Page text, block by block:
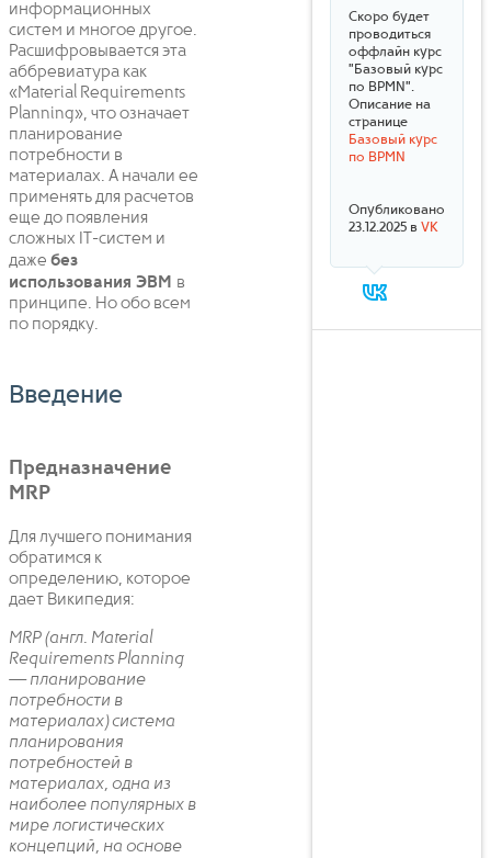
информационных
систем и многое другое.
Расшифровывается эта
аббревиатура как
«Material Requirements
Planning», что означает
планирование
потребности в
материалах. А начали ее
применять для расчетов
еще до появления
сложных IT-систем и
даже без
использования ЭВМ в
принципе. Но обо всем
по порядку.
Введение
Предназначение
MRP
Для лучшего понимания
обратимся к
определению, которое
дает Википедия:
MRP (англ. Material
Requirements Planning
— планирование
потребности в
материалах) система
планирования
потребностей в
материалах, одна из
наиболее популярных в
мире логистических
концепций, на основе
Скоро будет
проводиться
оффлайн курс
"Базовый курс
по BPMN".
Описание на
странице
Базовый курс
по BPMN
Опубликовано
23.12.2025 в VK